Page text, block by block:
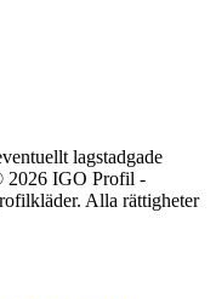
lagstadgade
2026 IGO Profil -
Alla rättigheter